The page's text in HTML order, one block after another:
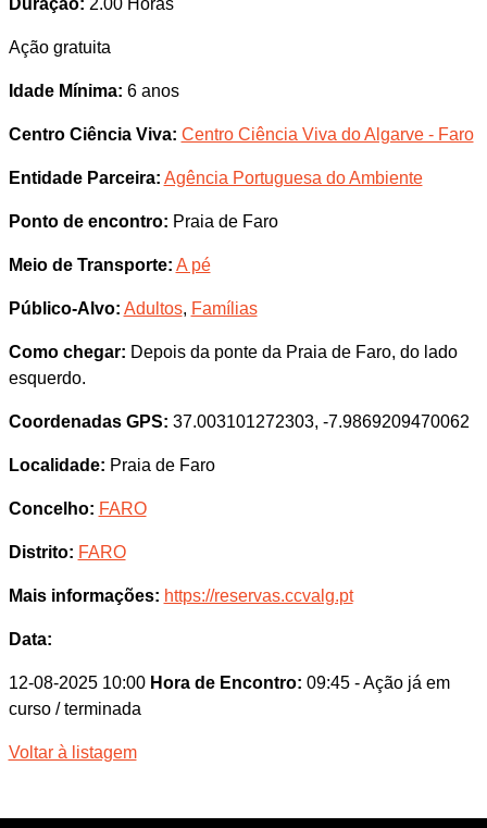
Duração: 2.00 Horas
Ação gratuita
Idade Mínima: 6 anos
Centro Ciência Viva: Centro Ciência Viva do Algarve - Faro
Entidade Parceira: Agência Portuguesa do Ambiente
Ponto de encontro: Praia de Faro
Meio de Transporte: A pé
Público-Alvo: Adultos, Famílias
Como chegar: Depois da ponte da Praia de Faro, do lado
esquerdo.
Coordenadas GPS: 37.003101272303, -7.9869209470062
Localidade: Praia de Faro
Concelho: FARO
Distrito: FARO
Mais informações: https://reservas.ccvalg.pt
Data:
12-08-2025 10:00 Hora de Encontro: 09:45 - Ação já em
curso / terminada
Voltar à listagem